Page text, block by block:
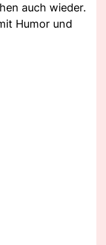
auch wieder.
Humor und